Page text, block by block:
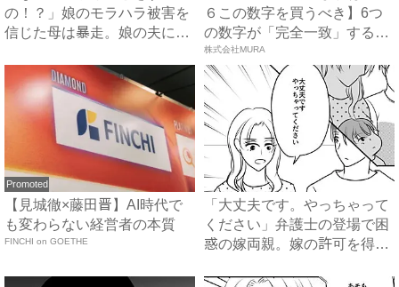
の！？」娘のモラハラ被害を
信じた母は暴走。娘の夫に電
６この数字を買うべき】6つ
の数字が「完全一致」する
方...
株式会社MURA
Promoted
【見城徹×藤田晋】AI時代で
も変わらない経営者の本質
FINCHI on GOETHE
「大丈夫です。やっちゃって
ください」弁護士の登場で困
惑の嫁両親。嫁の許可を得た